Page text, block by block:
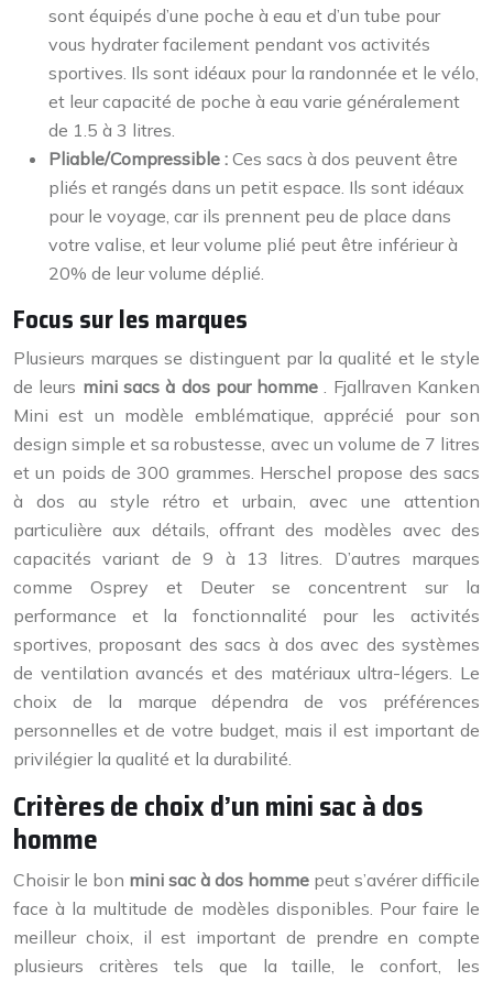
sont équipés d’une poche à eau et d’un tube pour
vous hydrater facilement pendant vos activités
sportives. Ils sont idéaux pour la randonnée et le vélo,
et leur capacité de poche à eau varie généralement
de 1.5 à 3 litres.
Pliable/Compressible : Ces sacs à dos peuvent être
pliés et rangés dans un petit espace. Ils sont idéaux
pour le voyage, car ils prennent peu de place dans
votre valise, et leur volume plié peut être inférieur à
20% de leur volume déplié.
Focus sur les marques
Plusieurs marques se distinguent par la qualité et le style
de leurs mini sacs à dos pour homme
. Fjallraven Kanken
Mini est un modèle emblématique, apprécié pour son
design simple et sa robustesse, avec un volume de 7 litres
et un poids de 300 grammes. Herschel propose des sacs
à dos au style rétro et urbain, avec une attention
particulière aux détails, offrant des modèles avec des
capacités variant de 9 à 13 litres. D’autres marques
comme Osprey et Deuter se concentrent sur la
performance et la fonctionnalité pour les activités
sportives, proposant des sacs à dos avec des systèmes
de ventilation avancés et des matériaux ultra-légers. Le
choix de la marque dépendra de vos préférences
personnelles et de votre budget, mais il est important de
privilégier la qualité et la durabilité.
Critères de choix d’un mini sac à dos
homme
Choisir le bon mini sac à dos homme peut s’avérer difficile
face à la multitude de modèles disponibles. Pour faire le
meilleur choix, il est important de prendre en compte
plusieurs critères tels que la taille, le confort, les